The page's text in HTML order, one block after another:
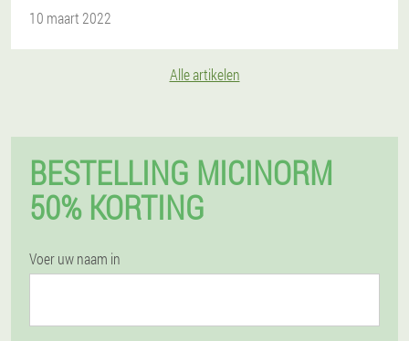
10 maart 2022
Alle artikelen
BESTELLING MICINORM
50% KORTING
Voer uw naam in